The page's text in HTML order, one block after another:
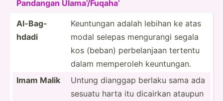
Pandangan Ulama’­/Fu­qaha’
Al-Bag­
hdadi
Keuntungan adalah lebihan ke atas
modal selepas mengurangi segala
kos (beban) perbel­anjaan tertentu
dalam memperoleh keuntu­ngan.
Imam Malik
Untung dianggap berlaku sama ada
sesuatu harta itu dicairkan ataupun